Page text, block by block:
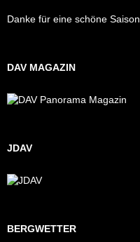
Danke für eine schöne Saison
DAV MAGAZIN
JDAV
BERGWETTER